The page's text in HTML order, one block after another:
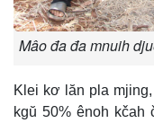
Mâo đa đa mnuih
Klei kơ lăn pla
kgŭ 50% ênoh kčah